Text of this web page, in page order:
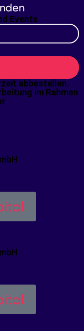
Events
abbestellen.
im Rahmen